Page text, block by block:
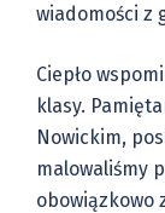
wiadomości z
Ciepło
klasy.
Nowickim,
malowaliśmy
obowiązkowo